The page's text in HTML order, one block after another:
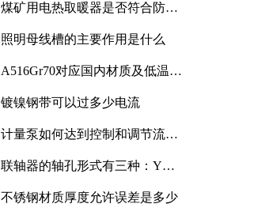
煤矿用电热取暖器是否符合防爆
照明母线槽的主要作用是什么
A516Gr70对应国内材质及低温冲
镀镍钢带可以过多少电流
计量泵如何达到控制和调节流量
联轴器的轴孔形式有三种：Y
不锈钢材质厚度允许误差是多少